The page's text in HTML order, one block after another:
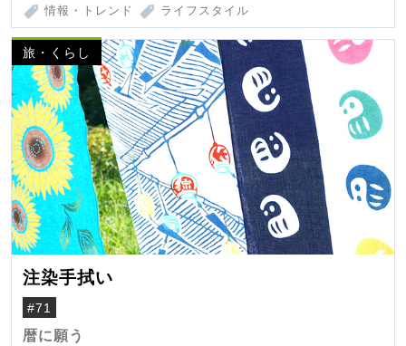
情報・トレンド ライフスタイル
旅・くらし
注染手拭い
#71
暦に願う